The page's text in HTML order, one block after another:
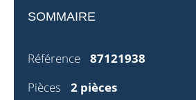
SOMMAIRE
Référence
87121938
Pièces
2 pièces